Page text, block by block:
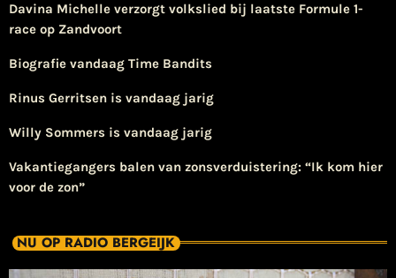
Davina Michelle verzorgt volkslied bij laatste Formule 1-
race op Zandvoort
Biografie vandaag Time Bandits
Rinus Gerritsen is vandaag jarig
Willy Sommers is vandaag jarig
Vakantiegangers balen van zonsverduistering: “Ik kom hier
voor de zon”
NU OP RADIO BERGEIJK